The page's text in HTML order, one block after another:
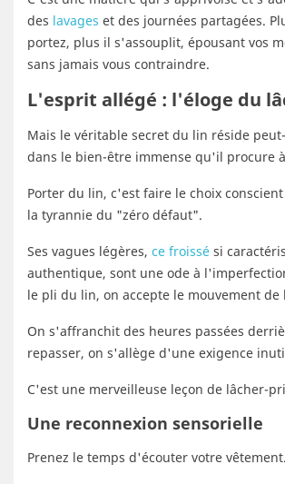
des lavages et des journées partagées.
portez, plus il s'assouplit, épousant vos
sans jamais vous contraindre.
L'esprit allégé : l'éloge du
Mais le véritable secret du lin réside
dans le bien-être immense qu'il procure
Porter du lin, c'est faire le choix
la tyrannie du "zéro défaut".
Ses vagues légères, ce froissé si
authentique, sont une ode à
le pli du lin, on accepte le mouvement de
On s'affranchit des heures passées
repasser, on s'allège d'une exigence
C'est une merveilleuse leçon de lâcher-
Une reconnexion sensorielle
Prenez le temps d'écouter votre vêtement.